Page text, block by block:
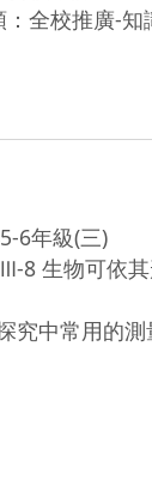
全校推廣-知
6年級(三)
8 生物可依
中常用的測